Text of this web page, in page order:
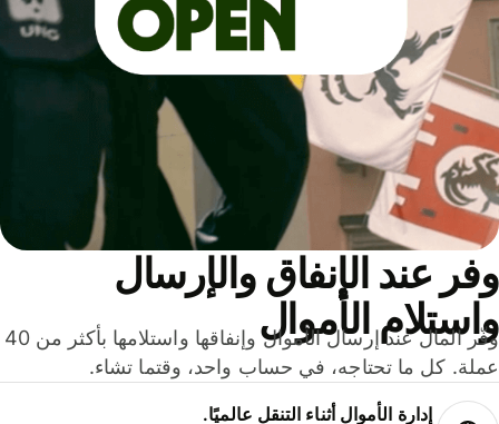
عند الإنفاق والإرسال
الأموال
وفّر المال عند إرسال الأموال وإنفاقها واستلامها بأكثر من 40
كل ما تحتاجه، في حساب واحد، وقتما تشاء.
إدارة الأموال أثناء التنقل عالميًا.